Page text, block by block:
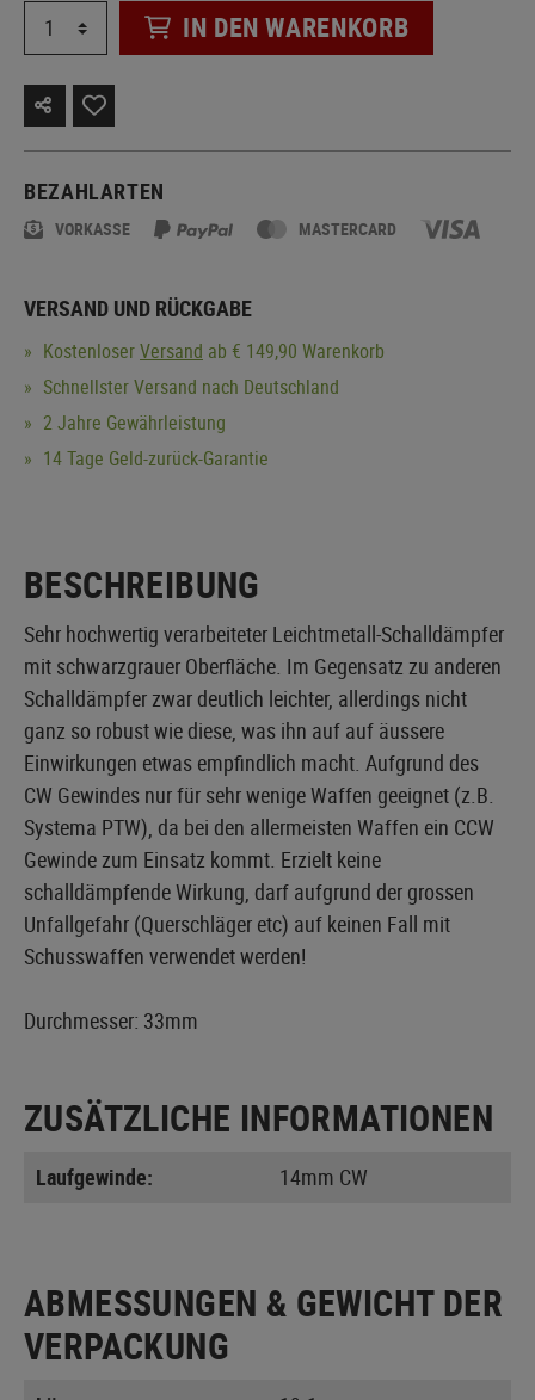
IN DEN WARENKORB
BEZAHLARTEN
VORKASSE MASTERCARD
VERSAND UND RÜCKGABE
KostenloserVersand ab € 149,90 Warenkorb
Schnellster Versand nach Deutschland
2 Jahre Gewährleistung
14 Tage Geld-zurück-Garantie
BESCHREIBUNG
Sehr hochwertig verarbeiteter Leichtmetall-Schalldämpfer
mit schwarzgrauer Oberfläche. Im Gegensatz zu anderen
Schalldämpfer zwar deutlich leichter, allerdings nicht
ganz so robust wie diese, was ihn auf auf äussere
Einwirkungen etwas empfindlich macht. Aufgrund des
CW Gewindes nur für sehr wenige Waffen geeignet (z.B.
Systema PTW), da bei den allermeisten Waffen ein CCW
Gewinde zum Einsatz kommt. Erzielt keine
schalldämpfende Wirkung, darf aufgrund der grossen
Unfallgefahr (Querschläger etc) auf keinen Fall mit
Schusswaffen verwendet werden!
Durchmesser: 33mm
ZUSÄTZLICHE INFORMATIONEN
Laufgewinde: 14mm CW
ABMESSUNGEN & GEWICHT DER
VERPACKUNG